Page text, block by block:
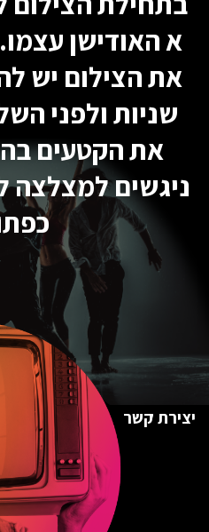
א האודישן
שניות ולפני
את הקטעים
ניגשים למצלצה
יצירת קשר